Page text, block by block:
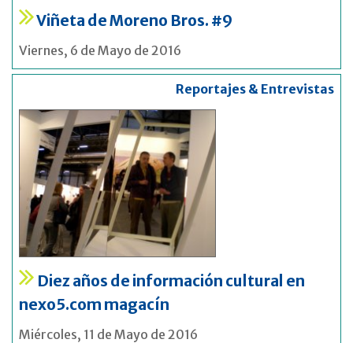
Viñeta de Moreno Bros. #9
Viernes, 6 de Mayo de 2016
Reportajes & Entrevistas
Diez años de información cultural en
nexo5.com magacín
Miércoles, 11 de Mayo de 2016